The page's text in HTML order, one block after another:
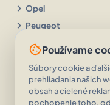
chevron_right Opel
chevron_right Peugeot
chevron_right Porsche
Seat
Subaru
cookiePoužívame
Súbory cookie a
prehliadania našich
obsah a cielené
pochopenie toho,